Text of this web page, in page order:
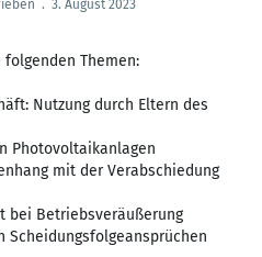
. 3. August 2023
Themen:
Nutzung durch Eltern des
Photovoltaikanlagen
mit der Verabschiedung
bei Betriebsveräußerung
Scheidungsfolgeansprüchen